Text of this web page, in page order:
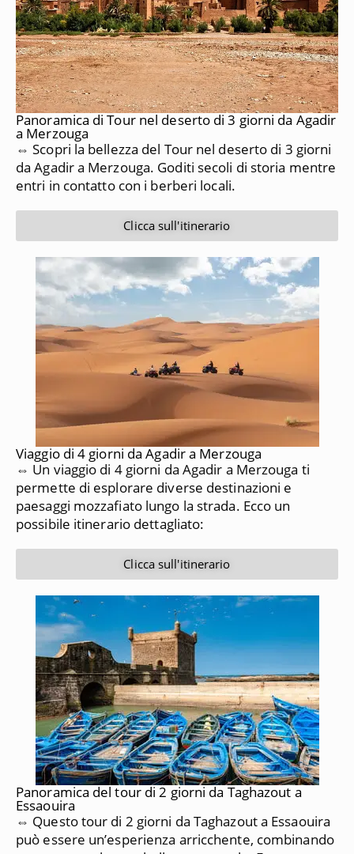
Panoramica di Tour nel deserto di 3 giorni da Agadir
a Merzouga
⇔ Scopri la bellezza del Tour nel deserto di 3 giorni
da Agadir a Merzouga. Goditi secoli di storia mentre
entri in contatto con i berberi locali.
Clicca sull'itinerario
Viaggio di 4 giorni da Agadir a Merzouga
⇔ Un viaggio di 4 giorni da Agadir a Merzouga ti
permette di esplorare diverse destinazioni e
paesaggi mozzafiato lungo la strada. Ecco un
possibile itinerario dettagliato:
Clicca sull'itinerario
Panoramica del tour di 2 giorni da Taghazout a
Essaouira
⇔ Questo tour di 2 giorni da Taghazout a Essaouira
può essere un’esperienza arricchente, combinando